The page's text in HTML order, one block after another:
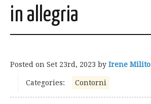
in allegria
Posted on Set 23rd, 2023 by Irene Milito
Categories: Contorni